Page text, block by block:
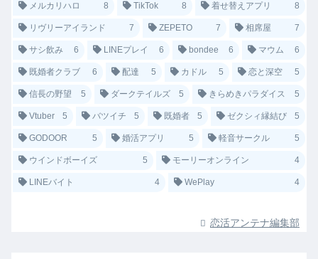
メルカリハロ 8 TikTok 8 着せ替えアプリ 8
リヴリーアイランド 7 ZEPETO 7 相席屋 7
サシ飲み 6 LINEプレイ 6 bondee 6 マウム 6
既婚者クラブ 6 配達 5 カドル 5 恋と深空 5
信長の野望 5 ダークテイルズ 5 きらめきパラダイス 5
Vtuber 5 バツイチ 5 既婚者 5 ゼクシィ縁結び 5
GODOOR 5 婚活アプリ 5 軽音サークル 5
ウインドボーイズ 5 モーリーオンライン 4
LINEバイト 4 WePlay 4
恋活アンテナ編集部